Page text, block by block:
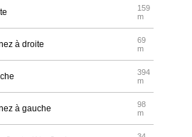
159
m
à droite
69
m
394
m
à gauche
98
m